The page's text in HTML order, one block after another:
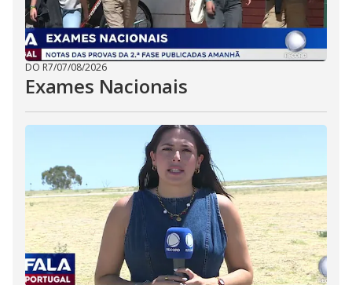
DO R7/07/08/2026
Exames Nacionais